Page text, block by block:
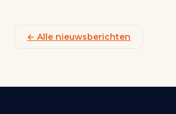
← Alle nieuwsberichten